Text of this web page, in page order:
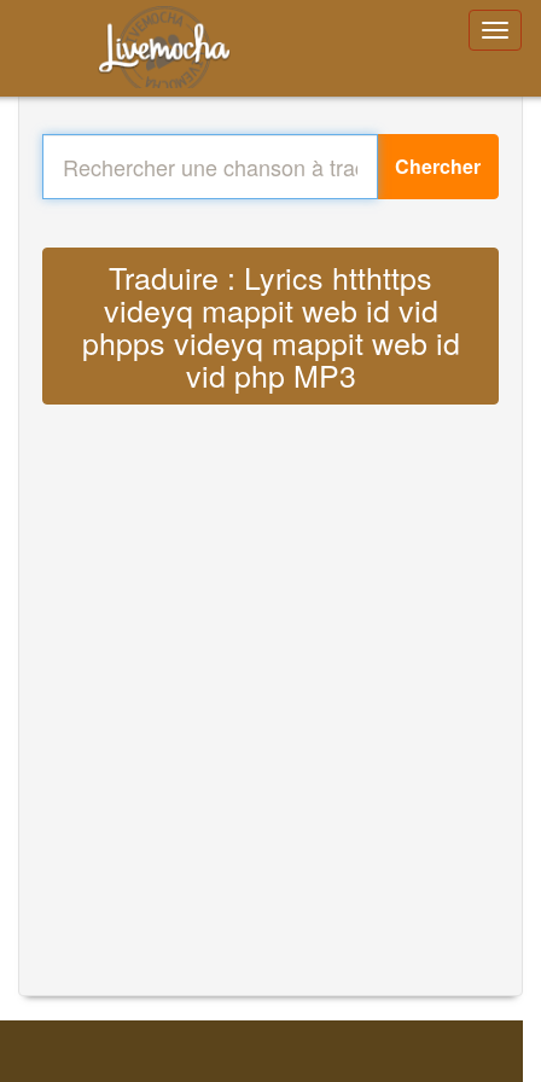
Chercher
Traduire : Lyrics htthttps
videyq mappit web id vid
phpps videyq mappit web id
vid php MP3